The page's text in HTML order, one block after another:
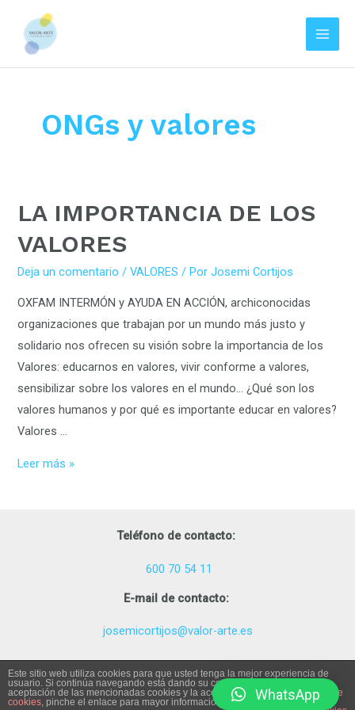
Ir
Main
ONGs y valores
LA IMPORTANCIA DE LOS
VALORES
Deja un comentario /VALORES / PorJosemi Cortijos
OXFAM INTERMÓN y AYUDA EN ACCIÓN, archiconocidas
organizaciones que trabajan por un mundo más justo y
solidario nos ofrecen su visión sobre la importancia de los
Valores: educarnos en valores, vivir conforme a valores,
sensibilizar sobre los valores en el mundo… ¿Qué son los
valores humanos y por qué es importante educar en valores?
Valores …
LA
DE
LOS
Leer más »
Teléfono de contacto:
600 70 54 11
E-mail de contacto:
josemicortijos@valor-arte.es
Valor-Arte Copyright © 2026
Este sitio web utiliza cookies para que usted tenga la mejor experiencia de
usuario. Si continúa navegando está dando su consentimiento para la
aceptación de las mencionadas cookies y la aceptación de nuestrapolítica de
cookies, pinche el enlace para mayor información. WhatsApp